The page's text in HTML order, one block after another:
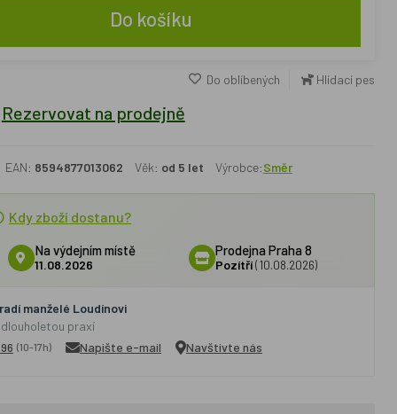
Do košíku
Do oblíbených Hlídací pes
Rezervovat na prodejně
EAN: 8594877013062 Věk: od 5 let Výrobce:Směr
Kdy zboží dostanu?
Na výdejním místě
11.08.2026
Prodejna Praha 8
Pozítří(10.08.2026)
manželé Loudínovi
praxí
(10-17h) Napište e-mail Navštivte nás